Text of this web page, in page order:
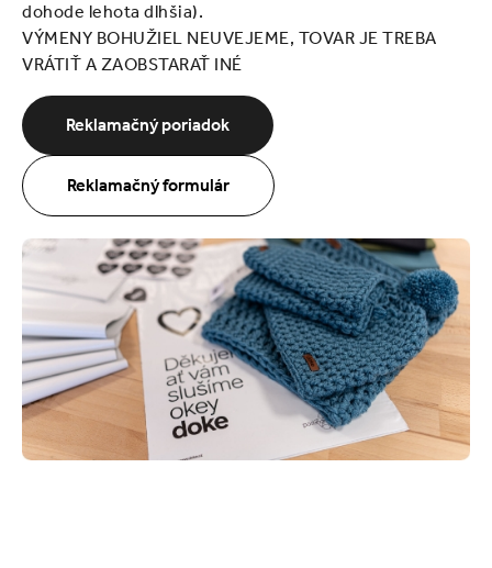
O nás Blog Kontakt
dohode lehota dlhšia).
VÝMENY BOHUŽIEL NEUVEJEME, TOVAR JE TREBA
VRÁTIŤ A ZAOBSTARAŤ INÉ
Reklamačný poriadok
Reklamačný formulár